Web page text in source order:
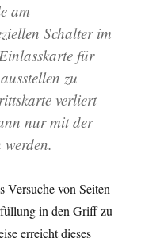
am
Schalter im
für
zu
verliert
nur mit der
Versuche von Seiten
in den Griff zu
erreicht dieses